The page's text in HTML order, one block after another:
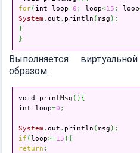
for( int loop=0 ; loop<15 ; loop
System. out . println (msg ) ;
}
}
Выполняется
образом:
void printMsg ( ) {
int loop=0 ;
System. out . println (msg ) ;
if (loop>=15 ) {
return ;